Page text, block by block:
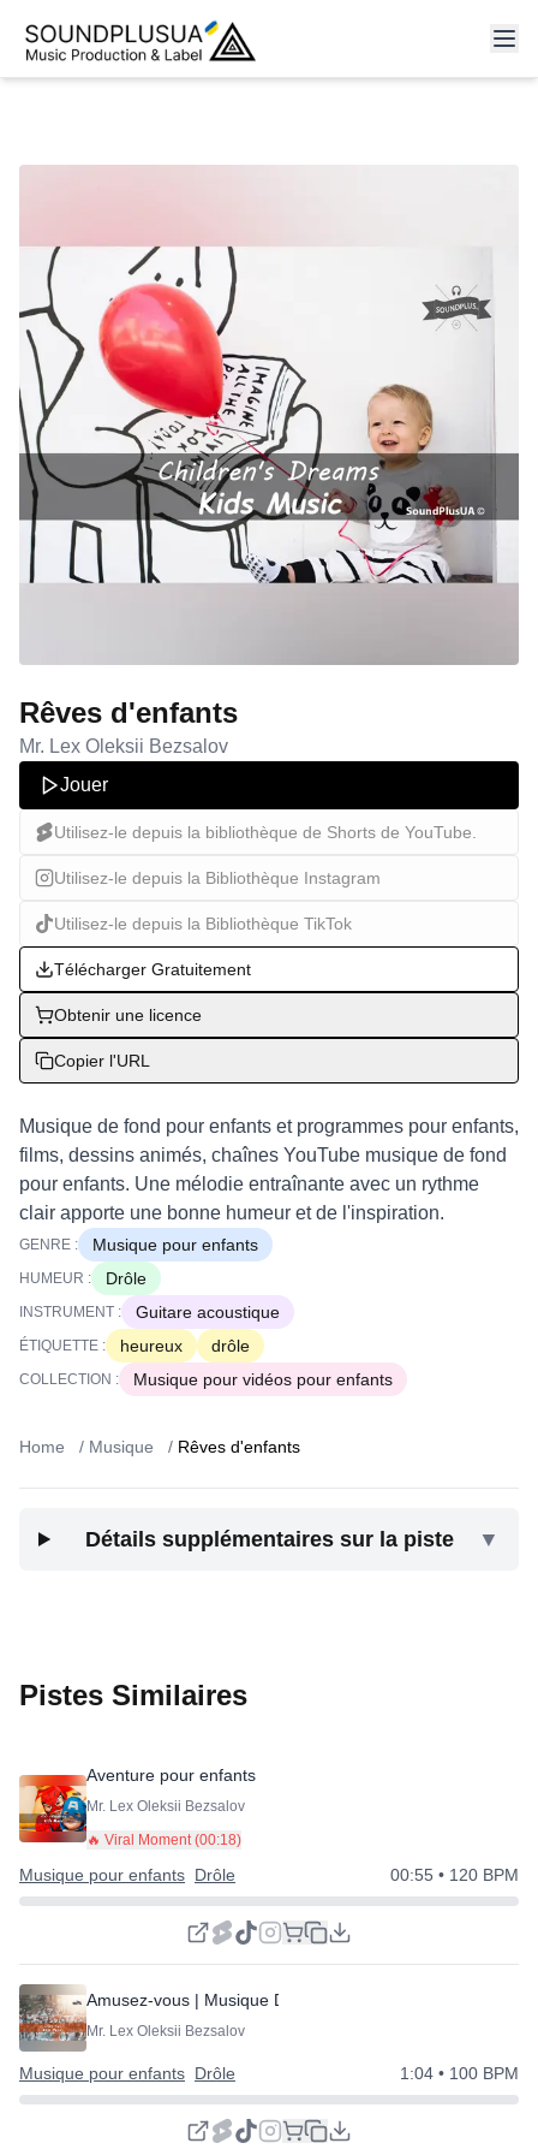
Rêves d'enfants
Mr. Lex Oleksii Bezsalov
Jouer
Utilisez-le depuis la bibliothèque de Shorts de YouTube.
Utilisez-le depuis la Bibliothèque Instagram
Utilisez-le depuis la Bibliothèque TikTok
Télécharger Gratuitement
Obtenir une licence
Copier l'URL
Musique de fond pour enfants et programmes pour enfants,
films, dessins animés, chaînes YouTube musique de fond
pour enfants. Une mélodie entraînante avec un rythme
clair apporte une bonne humeur et de l'inspiration.
GENRE : Musique pour enfants
HUMEUR : Drôle
INSTRUMENT : Guitare acoustique
ÉTIQUETTE : heureux drôle
COLLECTION : Musique pour vidéos pour enfants
Home / Musique / Rêves d'enfants
Détails supplémentaires sur la piste ▼
Pistes Similaires
Aventure pour enfants
Mr. Lex Oleksii Bezsalov
🔥 Viral Moment (00:18)
Musique pour enfants Drôle 00:55 • 120 BPM
Amusez-vous | Musique Drôle
Mr. Lex Oleksii Bezsalov
Musique pour enfants Drôle 1:04 • 100 BPM